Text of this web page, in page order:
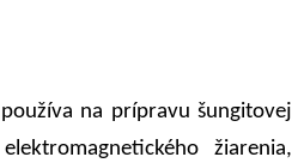
na prípravu šungitovej
žiarenia,